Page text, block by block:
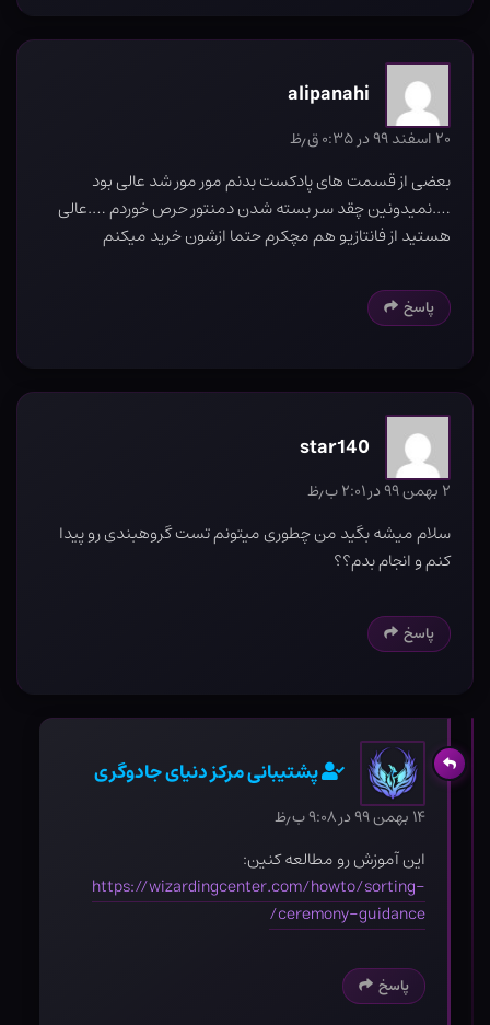
alipanahi
۲۰ اسفند ۹۹ در ۰:۳۵ ق٫ظ
بعضی از قسمت های پادکست بدنم مور مور شد عالی بود
….نمیدونین چقد سر بسته شدن دمنتور حرص خوردم ….عالی
هستید از فانتازیو هم مچکرم حتما ازشون خرید میکنم
پاسخ
star140
۲ بهمن ۹۹ در ۲:۰۱ ب٫ظ
سلام میشه بگید من چطوری میتونم تست گروهبندی رو پیدا
کنم و انجام بدم؟؟
پاسخ
پشتیبانی مرکز دنیای جادوگری
۱۴ بهمن ۹۹ در ۹:۰۸ ب٫ظ
این آموزش رو مطالعه کنین:
https://wizardingcenter.com/howto/sorting-
ceremony-guidance/
پاسخ